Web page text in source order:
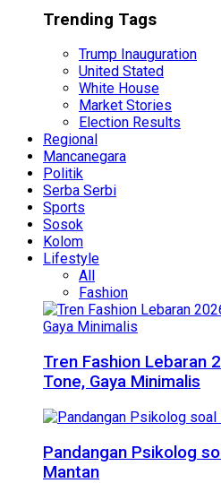
Trending Tags
Trump Inauguration
United Stated
White House
Market Stories
Election Results
Regional
Mancanegara
Politik
Serba Serbi
Sports
Sosok
Kolom
Lifestyle
All
Fashion
Tren Fashion Lebaran
Tone, Gaya Minimalis
Pandangan Psikolog
Mantan